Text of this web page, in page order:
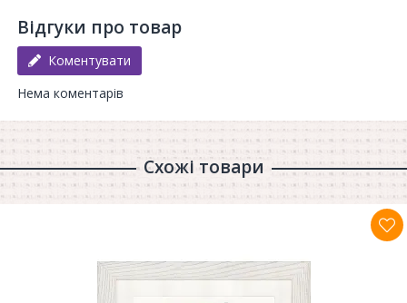
Відгуки про товар
Коментувати
Нема коментарів
Схожі товари